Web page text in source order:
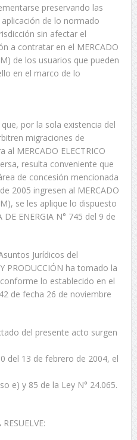
preservando las
de lo normado
sin afectar el
a contratar en el MERCADO
de los usuarios que pueden
en el marco de lo
por la sola existencia del
migraciones de
MERCADO ELECTRICO
resulta conveniente que
de concesión mencionada
2005 ingresen al MERCADO
se les aplique lo dispuesto
DE ENERGIA N° 745 del 9 de
Jurídicos del
PRODUCCIÓN ha tomado la
lo establecido en el
de fecha 26 de noviembre
del presente acto surgen
del 13 de febrero de 2004, el
e) y 85 de la Ley N° 24.065.